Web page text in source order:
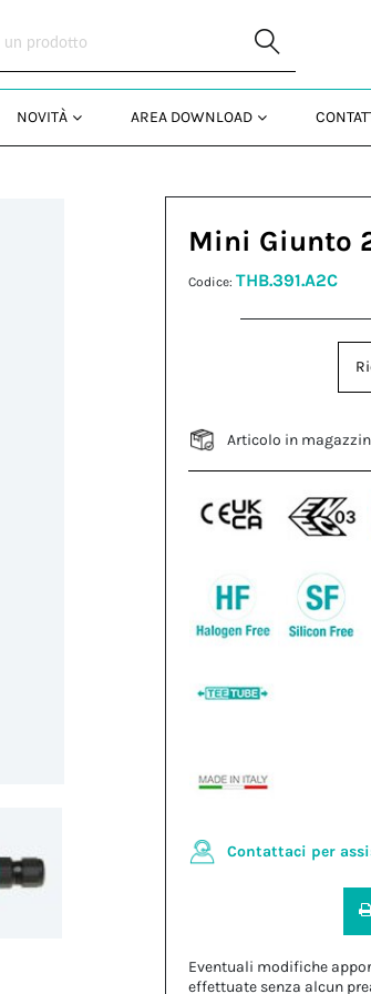
NOVITÀ AREA DOWNLOAD
Mini Giunto
Codice:THB.391.A2C
Articolo in
Contattaci per
Eventuali modifiche
effettuate senza alcun